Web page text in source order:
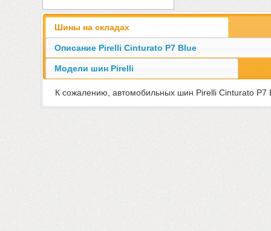
Шины на складах
Описание Pirelli Cinturato P7 Blue
Модели шин Pirelli
К сожалению, автомобильных шин Pirelli Cinturato P7